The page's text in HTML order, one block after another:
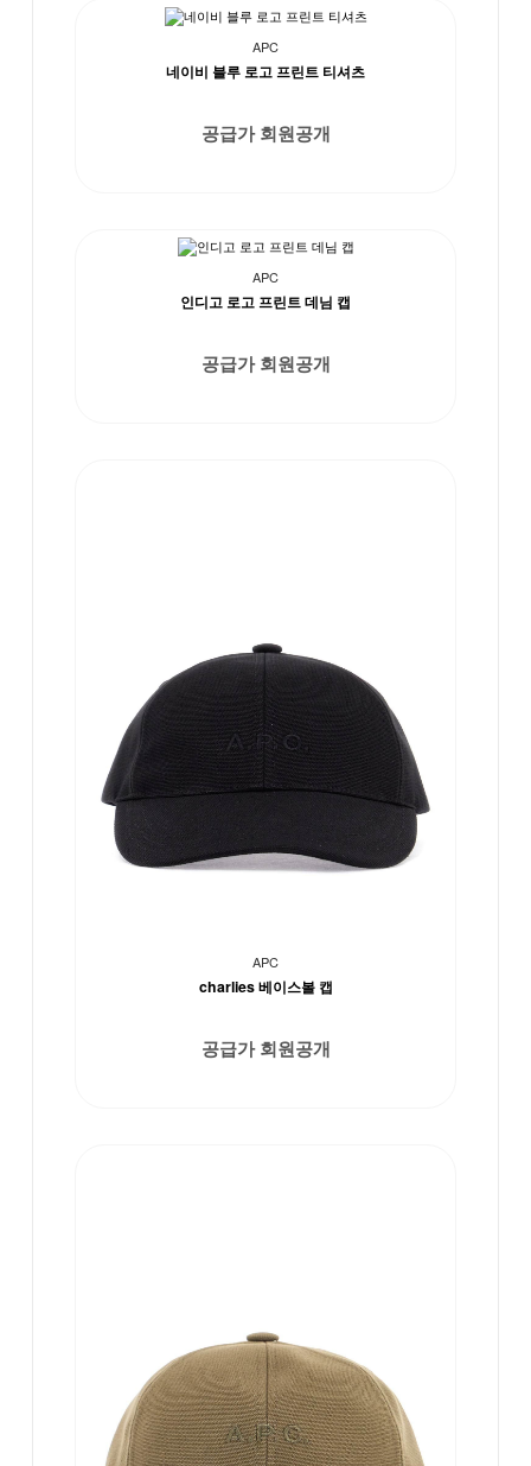
APC
네이비 블루 로고 프린트 티셔츠
공급가 회원공개
APC
인디고 로고 프린트 데님 캡
공급가 회원공개
APC
charlies 베이스볼 캡
공급가 회원공개